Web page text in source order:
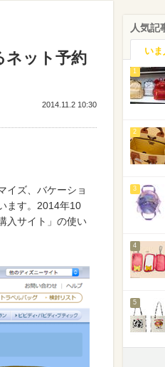
ネット予約
2014.11.2 10:30
イズ、バケーショ
ます。2014年10
入サイト」の使い
人気記
い
1
2
3
4
5